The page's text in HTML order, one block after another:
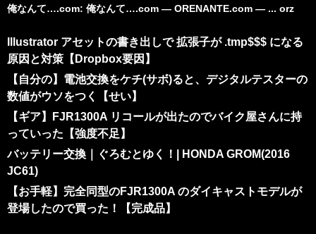
俺なんて….com: 俺なんて….com ― ORENANTE.com ― ... orz
Illustrator アセットの書き出しで 拡張子が .tmp$$$ になる
原因と対策【Dropbox要因】
【自分の】電池交換をケチ(サボ)ると、デジタルテスターの
数値がウソをつく【せい】
【ギア】FJR1300A リコールが出たのでバイク屋さんに持
っていった【強度不足】
バッテリー交換｜ぐろむとゆく！| HONDA GROM(2016
JC61)
【お手軽】完全同型のFJR1300A のダイキャストモデルが
登場したので買った！【完成品】